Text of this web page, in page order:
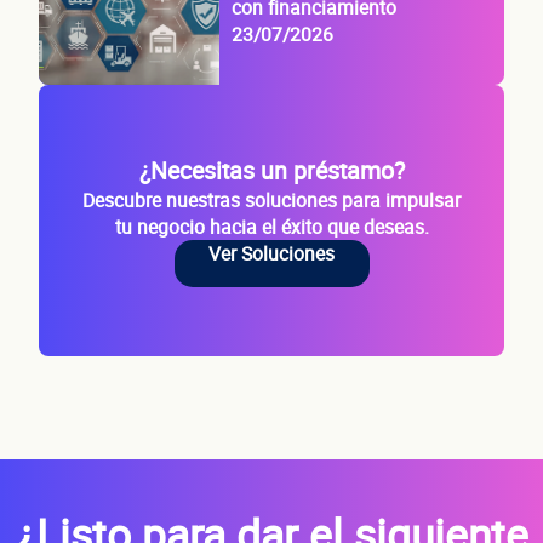
con financiamiento
23/07/2026
¿Necesitas un préstamo?
Descubre nuestras soluciones para impulsar
tu negocio hacia el éxito que deseas.
Ver Soluciones
de tu